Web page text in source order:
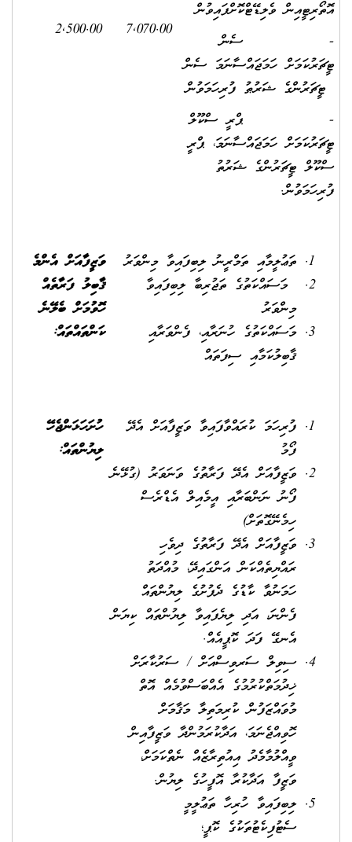
އޮތޯރިޓީއިން ވެލިޑޭޓްކޮށްފައިވުން
- ސެން
ޓީޗަރުކަމަށް ހަމަޖައްސާނަމަ ސެން
ޓީޗަރުންގެ ޝަރުޠު ފުރިހަމަވުން
- ޕްރީ ސްކޫލް
ޓީޗަރުކަމަށް ހަމަޖައްސާނަމަ، ޕްރީ
ސްކޫލް ޓީޗަރުންގެ ޝަރުތު
ފުރިހަމަވުން.
7,070.00
2,500.00
ތަޢުލީމާއި ތަމްރީނު ލިބިފައިވާ މިންވަރު
މަސައްކަތުގެ ތަޖުރިބާ ލިބިފައިވާ
މިންވަރު
މަސައްކަތުގެ ހުނަރާއި، ފެންވަރާއި
ޤާބިލުކަމާއި ސިފަތައް
ވަޒީފާއަށް އެންމެ
ޤާބިލު ފަރާތެއް
ހޮވުމަށް ބެލޭނެ
ކަންތައްތައް:
ފުރިހަމަ ކުރައްވާފައިވާ ވަޒީފާއަށް އެދޭ
ފޯމު
ވަޒީފާއަށް އެދޭ ފަރާތުގެ ވަނަވަރު (ގުޅޭނެ
ފޯނު ނަންބަރާއި އީމެއިލް އެޑްރެސް
ހިމެނޭގޮތަށް)
ވަޒީފާއަށް އެދޭ ފަރާތުގެ ދިވެހި
ރައްޔިތެއްކަން އަންގައިދޭ، މުއްދަތު
ހަމަނުވާ ކާޑުގެ ދެފުށުގެ ލިޔުންތައް
ފެންނަ، އަދި ލިޔެފައިވާ ލިޔުންތައް ކިޔަން
އެނގޭ ފަދަ ކޮޕީއެއް.
ސިވިލް ސަރވިސްއަށް / ސަރުކާރަށް
ޚިދުމަތްކުރުމުގެ އެއްބަސްވުމެއް އޮތް
މުވައްޒަފުން ކުރިމަތިލާ މަޤާމަށް
ހޮވިއްޖެނަމަ، އަދާކުރަމުންދާ ވަޒީފާއިން
ވީއްލުމާމެދު އިއުތިރާޒެއް ނެތްކަމަށް،
ވަޒީފާ އަދާކުރާ އޮފީހުގެ ލިޔުން.
ލިބިފައިވާ ހުރިހާ ތަޢުލީމީ
ސެޓުފިކެޓުތަކުގެ ކޮޕީ؛
ހުށަހަޅަންޖެހޭ
ލިޔުންތައް: